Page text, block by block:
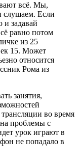
всё. Мы,
слушаем. Если
и задавай
равно потом
из 25
15. Может
относится
Рома из
занятия,
во время
на проблемы с
урок играют в
не попадало в